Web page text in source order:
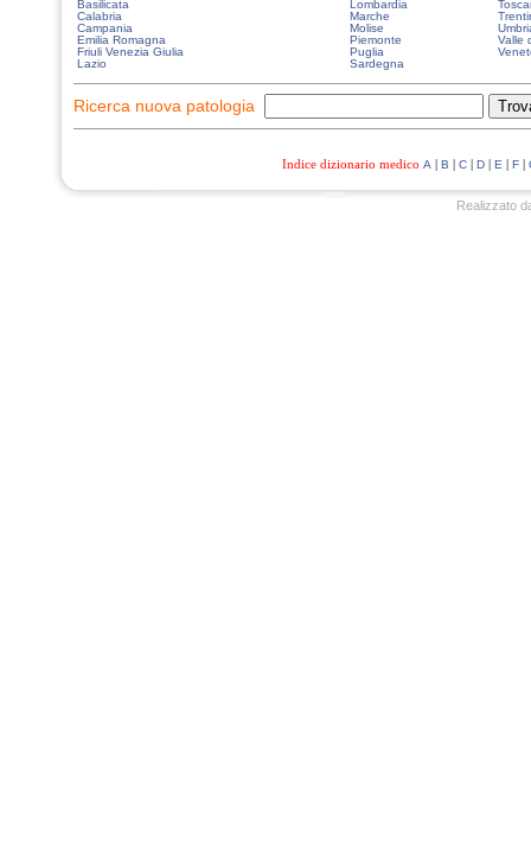
Basilicata Lombardia
Calabria
Marche
Campania
Molise
Emilia Romagna
Piemonte
Valle
Friuli Venezia Giulia
Puglia
Lazio
Sardegna
Ricerca nuova patologia
Indice dizionario medico A | B | C | D | E | F |
Realizzato